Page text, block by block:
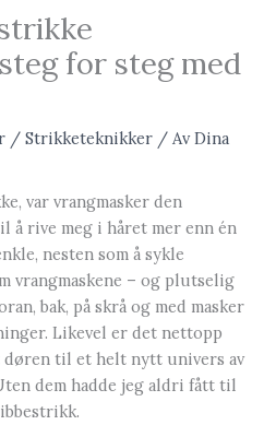
for steg med
/Strikketeknikker / Av Dina
var vrangmasker den
å rive meg i håret mer enn én
nesten som å sykle
vrangmaskene – og plutselig
bak, på skrå og med masker
Likevel er det nettopp
døren til et helt nytt univers av
dem hadde jeg aldri fått til